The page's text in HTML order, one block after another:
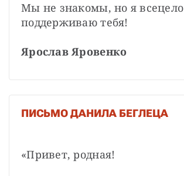
Мы не знакомы, но я всецело
поддерживаю тебя!
Ярослав Яровенко
ПИСЬМО ДАНИЛА БЕГЛЕЦА
«Привет, родная!